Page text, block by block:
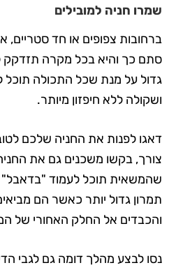
שמרו חניה למובילים
ברחובות צפופים או חד סטריים,
סתם כך והיא בכל מקרה תזדקק
גדול על מנת שכל התכולה תוכל
ושקולה ללא חיפזון מיותר.
דאגו לפנות את החניה שלכם
צורך, בקשו משכנים גם את
שהמשאית תוכל לעמוד "בדאבל"
תמרון גדול יותר כאשר הם
והכבדים אל החלק האחורי של
נסו לבצע מהלך דומה גם לגבי